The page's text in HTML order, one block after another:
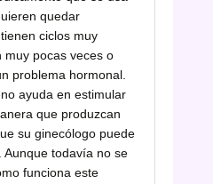
quedar
ciclos muy
muy pocas veces o
problema hormonal.
ayuda en estimular
que produzcan
su ginecólogo puede
Aunque todavía no se
funciona este